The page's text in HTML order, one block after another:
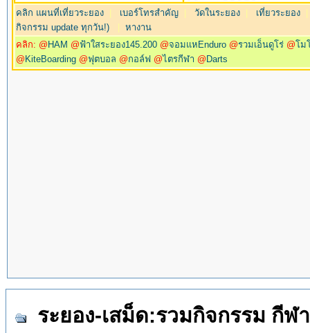
คลิก แผนที่เที่ยวระยอง เบอร์โทรสำคัญ วัดในระยอง เที่ยวระยอง
กิจกรรม update ทุกวัน!) |หางาน
คลิก: @ HAM @ฟ้าใสระยอง145.200 @จอมแหEnduro @รวมเอ็นดูโร่ @โม
@ KiteBoarding @ฟุตบอล @กอล์ฟ @ไตรกีฬา @ Darts
ระยอง-เสม็ด:รวมกิจกรรม กี